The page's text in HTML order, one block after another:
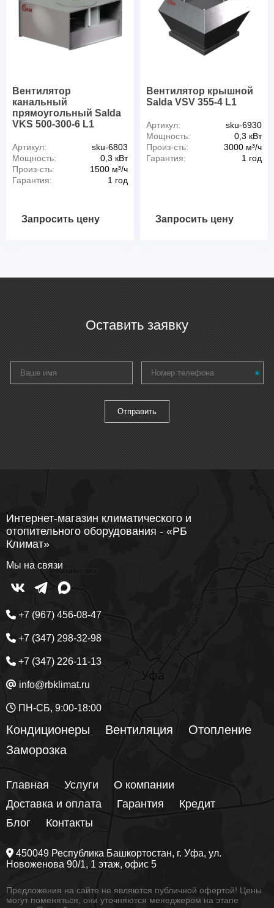
Вентилятор
канальный
прямоугольный Salda
VKS 500-300-6 L1
Артикул:
sku-6803
Мощность:
0,3 кВт
Произ-сть:
1500 м³/ч
Гарантия:
1 год
Запросить цену
Вентилятор крышной
Salda VSV 355-4 L1
Артикул:
sku-6930
Мощность:
0,3 кВт
Произ-сть:
3000 м³/ч
Гарантия:
1 год
Запросить цену
Оставить заявку
Интернет-магазин климатического и
отопительного оборудования - «РБ
Климат»
Мы на связи
+7 (967) 456-08-47
+7 (347) 298-32-98
+7 (347) 226-11-13
info@rbklimat.ru
ПН-СБ, 9:00-18:00
Кондиционеры Вентиляция
Отопление
Заморозка
Главная Услуги
О компании
Доставка и оплата
Гарантия
Кредит
Блог
Контакты
450049 Республика Башкортостан, г. Уфа, ул.
Новоженова 90/1, 1 этаж, офис 5
Предложения на сайте не являются публичной офертой! Цены
могут поменяться, они уточняются менеджером на этапе